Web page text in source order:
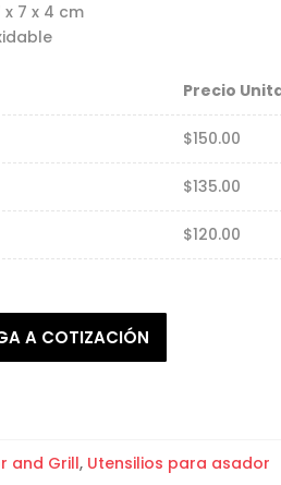
x 7 x 4 cm
Precio
$150.00
$135.00
$120.00
A COTIZACIÓN
and Grill, Utensilios para asador